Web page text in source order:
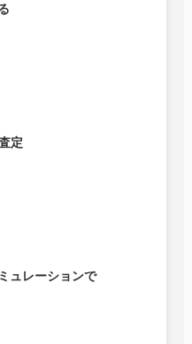
定
ュレーションで